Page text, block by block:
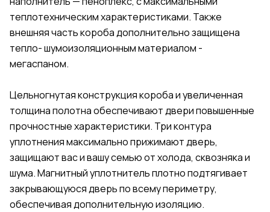
теплотехническим характеристиками. Также
внешняя часть короба дополнительно защищена
тепло- шумоизоляционным материалом -
мегаспаном.
Цельногнутая конструкция короба и увеличенная
толщина полотна обеспечивают двери повышенные
прочностные характеристики. Три контура
уплотнения максимально прижимают дверь,
защищают вас и вашу семью от холода, сквозняка и
шума. Магнитный уплотнитель плотно подтягивает
закрывающуюся дверь по всему периметру,
обеспечивая дополнительную изоляцию.